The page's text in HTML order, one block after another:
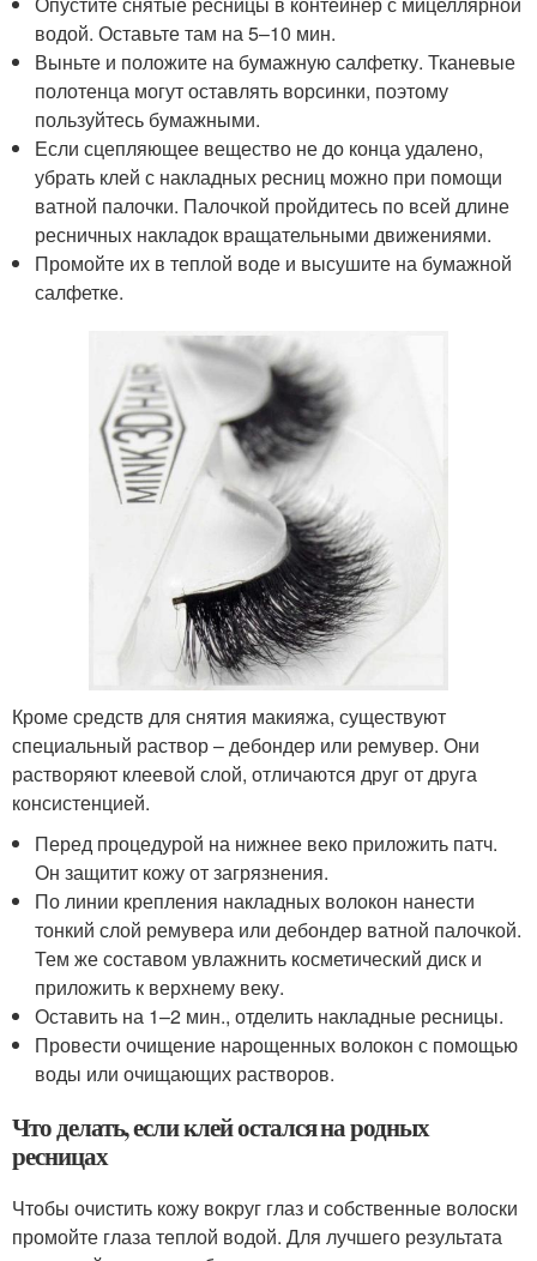
водой. Оставьте там на 5–10 мин.
Выньте и положите на бумажную салфетку. Тканевые
полотенца могут оставлять ворсинки, поэтому
пользуйтесь бумажными.
Если сцепляющее вещество не до конца удалено,
убрать клей с накладных ресниц можно при помощи
ватной палочки. Палочкой пройдитесь по всей длине
ресничных накладок вращательными движениями.
Промойте их в теплой воде и высушите на бумажной
салфетке.
Кроме средств для снятия макияжа, существуют
специальный раствор – дебондер или ремувер. Они
растворяют клеевой слой, отличаются друг от друга
консистенцией.
Перед процедурой на нижнее веко приложить патч.
Он защитит кожу от загрязнения.
По линии крепления накладных волокон нанести
тонкий слой ремувера или дебондер ватной палочкой.
Тем же составом увлажнить косметический диск и
приложить к верхнему веку.
Оставить на 1–2 мин., отделить накладные ресницы.
Провести очищение нарощенных волокон с помощью
воды или очищающих растворов.
Что делать, если клей остался на родных
ресницах
Чтобы очистить кожу вокруг глаз и собственные волоски
промойте глаза теплой водой. Для лучшего результата